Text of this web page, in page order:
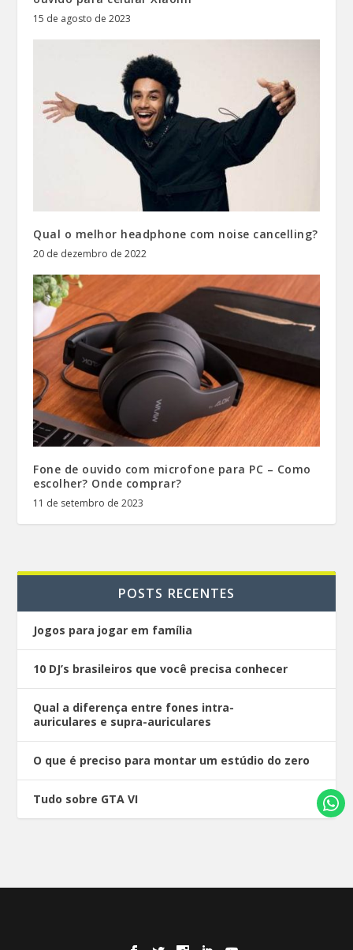
15 de agosto de 2023
Qual o melhor headphone com noise cancelling?
20 de dezembro de 2022
Fone de ouvido com microfone para PC – Como
escolher? Onde comprar?
11 de setembro de 2023
POSTS RECENTES
Jogos para jogar em família
10 DJ’s brasileiros que você precisa conhecer
Qual a diferença entre fones intra-
auriculares e supra-auriculares
O que é preciso para montar um estúdio do zero
Tudo sobre GTA VI